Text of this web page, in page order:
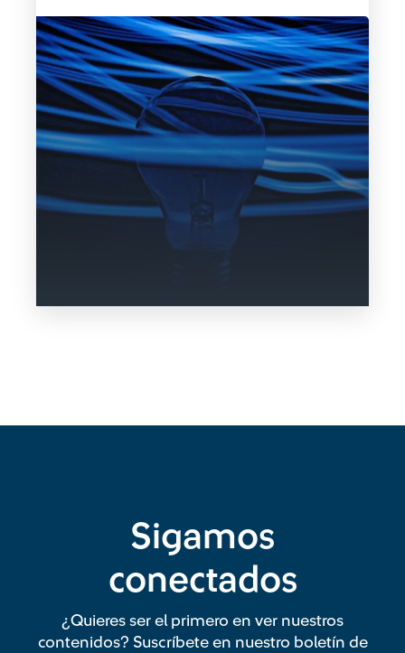
Sigamos
conectados
¿Quieres ser el primero en ver nuestros
contenidos? Suscríbete en nuestro boletín de